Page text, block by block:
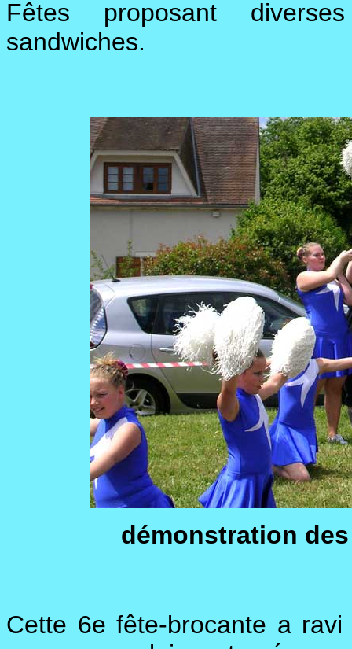
Fêtes proposant
sandwiches.
démonstration
Cette 6e fête-brocante a